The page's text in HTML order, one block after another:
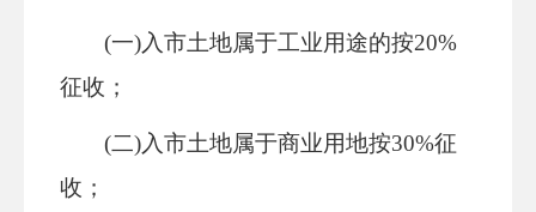
(一)入市土地属于工业用途的按20%
征收；
(二)入市土地属于商业用地按30%征
收；